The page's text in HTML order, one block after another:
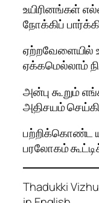
உயிரினங்கள்
நோக்கிப்
ஏற்றவேளையில்
ஏக்கமெல்லாம்
அன்பு கூறும்
அதிசயம்
பற்றிக்கொண்ட
பரலோகம்
Thadukki